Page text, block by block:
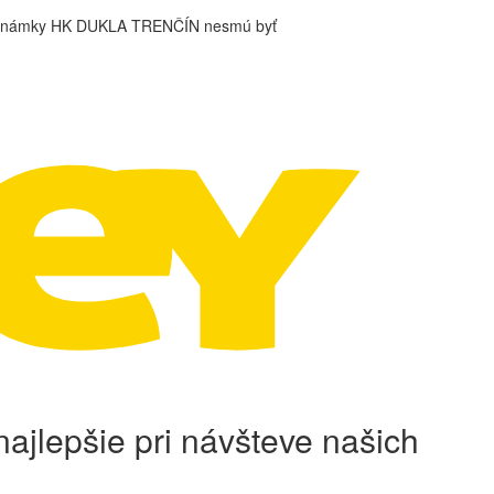
HK DUKLA TRENČÍN nesmú byť
pri návšteve našich